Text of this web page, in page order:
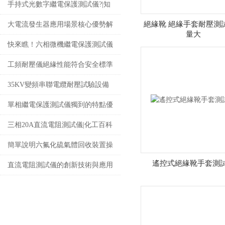
置概述及功能特點
手持式光數字繼電保護測試儀?|知
識全知道
大電流發生器應用場景核心優勢解
析
快來瞧！六相微機繼電保護測試儀
的正確使用方法分享啦
工頻耐壓儀絕緣性能符合安全標準
35KV變頻串聯電纜耐壓試驗設備
如何諧振
單相繼電保護測試儀獨到的特點優
點
三相20A直流電阻測試儀|化工百科
簡單說明六氟化硫氣體回收裝置操
作規程
直流電阻測試儀的創新技術與應用
絕緣靴 絕緣手套耐壓測
量大
遙控式絕緣靴手套測